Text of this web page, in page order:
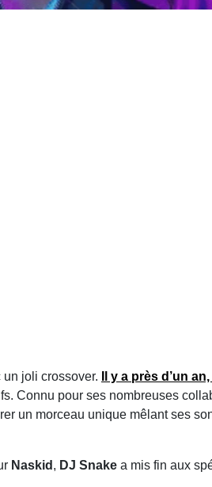
joli crossover. Il y a près d’un an,
Connu pour ses nombreuses
un morceau unique mêlant ses
Naskid , DJ Snake a mis fin aux